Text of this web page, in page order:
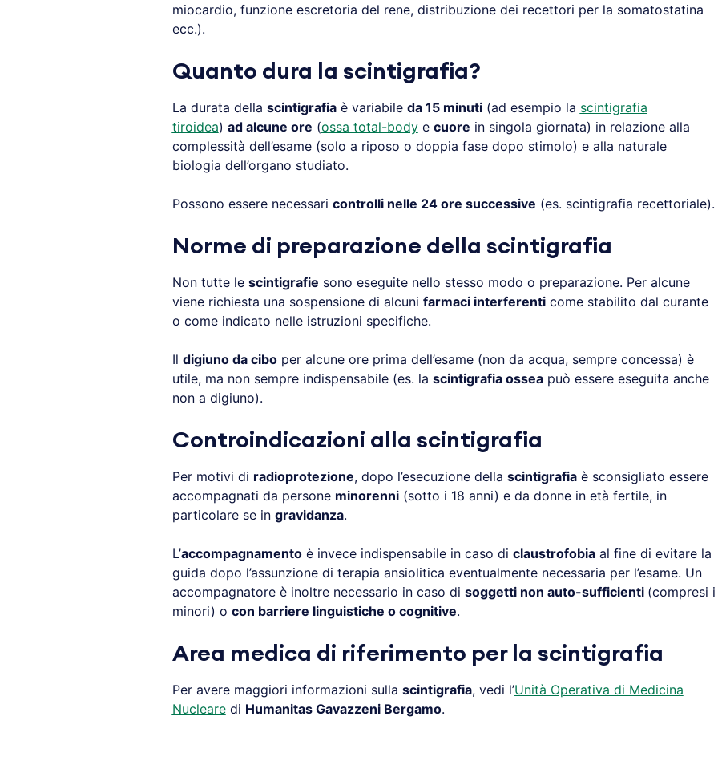
miocardio, funzione escretoria del rene, distribuzione dei recettori per la somatostatina
ecc.).
Quanto dura la scintigrafia?
La durata della scintigrafiaè variabile da 15 minuti(ad esempio la scintigrafia
tiroidea) ad alcune ore (ossa total-bodye cuore in singola giornata) in relazione alla
complessità dell’esame (solo a riposo o doppia fase dopo stimolo) e alla naturale
biologia dell’organo studiato.
Possono essere necessari controlli nelle 24 ore successive (es. scintigrafia recettoriale).
Norme di preparazione della scintigrafia
Non tutte le scintigrafie sono eseguite nello stesso modo o preparazione. Per alcune
viene richiesta una sospensione di alcuni farmaci interferenticome stabilito dal curante
o come indicato nelle istruzioni specifiche.
Il digiuno da ciboper alcune ore prima dell’esame (non da acqua, sempre concessa) è
utile, ma non sempre indispensabile (es. la scintigrafia osseapuò essere eseguita anche
non a digiuno).
Controindicazioni alla scintigrafia
Per motivi di radioprotezione, dopo l’esecuzione della scintigrafiaè sconsigliato essere
accompagnati da persone minorenni(sotto i 18 anni) e da donne in età fertile, in
particolare se in gravidanza.
L’accompagnamentoè invece indispensabile in caso di claustrofobiaal fine di evitare la
guida dopo l’assunzione di terapia ansiolitica eventualmente necessaria per l’esame. Un
accompagnatore è inoltre necessario in caso di soggetti non auto-sufficienti (compresi i
minori) o con barriere linguistiche o cognitive.
Area medica di riferimento per la scintigrafia
Per avere maggiori informazioni sulla scintigrafia, vedi l’Unità Operativa di Medicina
Nuclearedi Humanitas Gavazzeni Bergamo.